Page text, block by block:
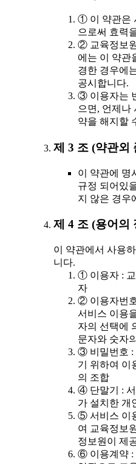
① 이 약관은
으로써 효력
② 교육정보
에는 이 약관
경한 경우에
공시합니다.
③ 이용자는
으면, 언제나
약을 해지할
제 3 조 (약관외
이 약관에 명
규정 되어있
지 않은 경우
제 4 조 (용어의
이 약관에서 사용
니다.
① 이용자 :
자
② 이용자번
서비스 이용
자의 선택에
문자와 숫자
③ 비밀번호 :
기 위하여 이
의 조합
④ 단말기 :
가 설치한 개
⑤ 서비스 이
여 교육정보
정보원이 제
⑥ 이용계약 :